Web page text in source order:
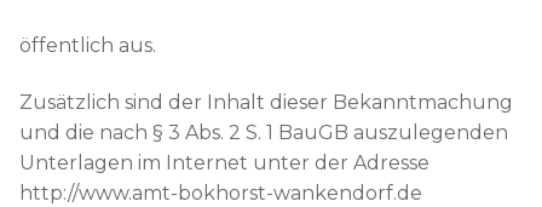
öffentlich aus.
Zusätzlich sind der Inhalt dieser Bekanntmachung
und die nach § 3 Abs. 2 S. 1 BauGB auszulegenden
Unterlagen im Internet unter der Adresse
http://www.amt-bokhorst-wankendorf.de